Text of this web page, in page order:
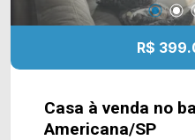
R$
Casa à venda no
Americana/SP